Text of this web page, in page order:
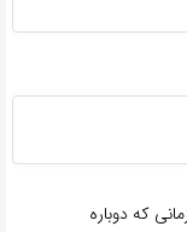
که دوباره